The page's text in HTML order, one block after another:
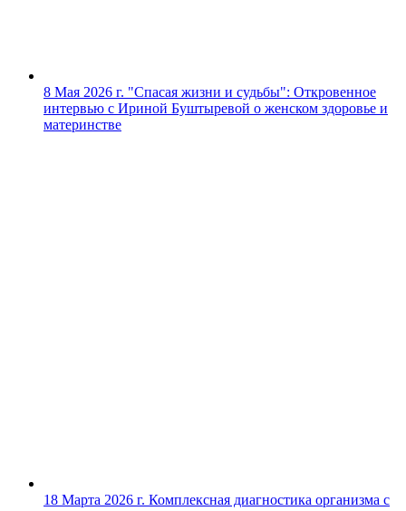
8 Мая 2026 г. "Спасая жизни и судьбы": Откровенное
интервью с Ириной Буштыревой о женском здоровье и
материнстве
18 Марта 2026 г. Комплексная диагностика организма с